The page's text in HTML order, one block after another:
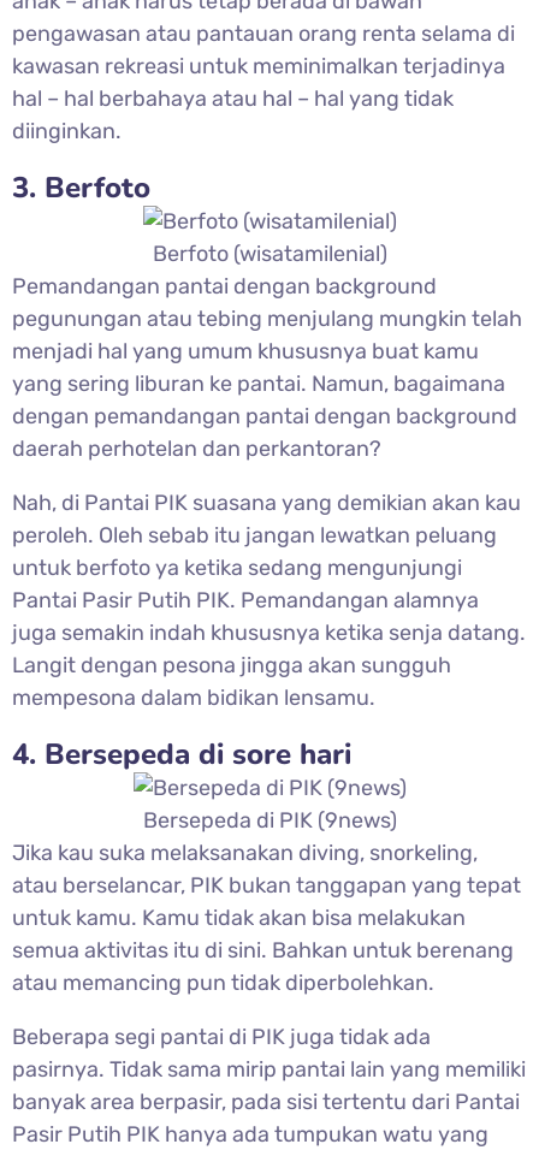
pengawasan atau pantauan orang renta selama di
kawasan rekreasi untuk meminimalkan terjadinya
hal – hal berbahaya atau hal – hal yang tidak
diinginkan.
3. Berfoto
Berfoto (wisatamilenial)
Pemandangan pantai dengan background
pegunungan atau tebing menjulang mungkin telah
menjadi hal yang umum khususnya buat kamu
yang sering liburan ke pantai. Namun, bagaimana
dengan pemandangan pantai dengan background
daerah perhotelan dan perkantoran?
Nah, di Pantai PIK suasana yang demikian akan kau
peroleh. Oleh sebab itu jangan lewatkan peluang
untuk berfoto ya ketika sedang mengunjungi
Pantai Pasir Putih PIK. Pemandangan alamnya
juga semakin indah khususnya ketika senja datang.
Langit dengan pesona jingga akan sungguh
mempesona dalam bidikan lensamu.
4. Bersepeda di sore hari
Bersepeda di PIK (9news)
Jika kau suka melaksanakan diving, snorkeling,
atau berselancar, PIK bukan tanggapan yang tepat
untuk kamu. Kamu tidak akan bisa melakukan
semua aktivitas itu di sini. Bahkan untuk berenang
atau memancing pun tidak diperbolehkan.
Beberapa segi pantai di PIK juga tidak ada
pasirnya. Tidak sama mirip pantai lain yang memiliki
banyak area berpasir, pada sisi tertentu dari Pantai
Pasir Putih PIK hanya ada tumpukan watu yang